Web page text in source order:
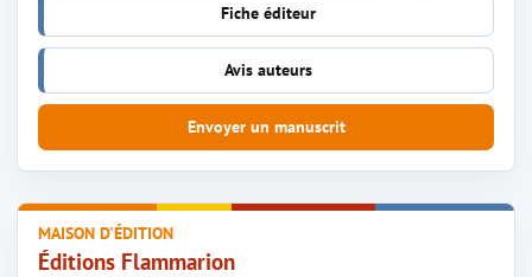
Fiche éditeur
Avis auteurs
Envoyer un manuscrit
MAISON D'ÉDITION
Éditions Flammarion